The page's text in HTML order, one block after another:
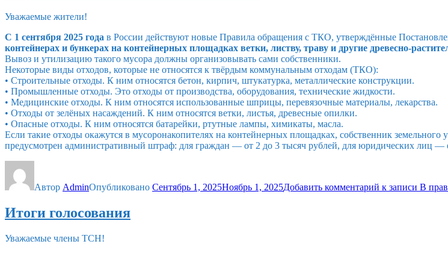
Уважаемые жители!
С 1 сентября 2025 года в России действуют новые Правила обращения с ТКО, утверждённые
контейнерах и бункерах на контейнерных площадках ветки, листву, траву и другие древесно-
Вывоз и утилизацию такого мусора должны организовывать сами собственники.
Некоторые виды отходов, которые не относятся к твёрдым коммунальным отходам (ТКО):
• Строительные отходы. К ним относятся бетон, кирпич, штукатурка, металлические конструкции.
• Промышленные отходы. Это отходы от производства, оборудования, технические жидкости.
• Медицинские отходы. К ним относятся использованные шприцы, перевязочные материалы, лекарства.
• Отходы от зелёных насаждений. К ним относятся ветки, листья, древесные опилки.
• Опасные отходы. К ним относятся батарейки, ртутные лампы, химикаты, масла.
Если такие отходы окажутся в мусоронакопителях на контейнерных площадках, собственник земельного
предусмотрен административный штраф: для граждан — от 2 до 3 тысяч рублей, для юридических лиц
Автор AdminОпубликовано Сентябрь 1, 2025Ноябрь 1, 2025Добавить комментарий к записи В
Итоги голосования
Уважаемые члены ТСН!